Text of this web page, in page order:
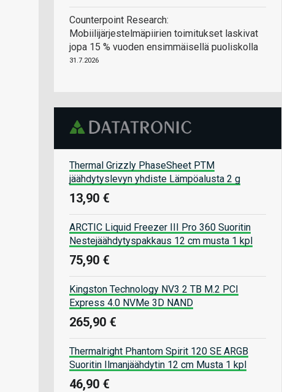
Counterpoint Research:
Mobiilijärjestelmäpiirien toimitukset laskivat
jopa 15 % vuoden ensimmäisellä puoliskolla
31.7.2026
Thermal Grizzly PhaseSheet PTM
jäähdytyslevyn yhdiste Lämpöalusta 2 g
13,90 €
ARCTIC Liquid Freezer III Pro 360 Suoritin
Nestejäähdytyspakkaus 12 cm musta 1 kpl
75,90 €
Kingston Technology NV3 2 TB M.2 PCI
Express 4.0 NVMe 3D NAND
265,90 €
Thermalright Phantom Spirit 120 SE ARGB
Suoritin Ilmanjäähdytin 12 cm Musta 1 kpl
46,90 €